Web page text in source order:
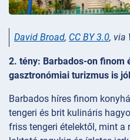
David Broad, CC BY 3.0, via
2. tény: Barbados-on finom
gasztronómiai turizmus is
Barbados híres finom
tengeri és brit kulináris
friss tengeri ételektől, mint a